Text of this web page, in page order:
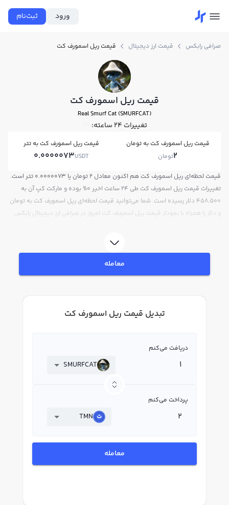
ورود ثبت‌نام
صرافی رابکس قیمت ارز دیجیتال قیمت ریل اسمورف کت
قیمت ریل اسمورف کت
Real Smurf Cat (SMURFCAT)
تغییرات ۲۴ ساعته: 0%
قیمت ریل اسمورف کت به تومان
2تومان
قیمت ریل اسمورف کت به تتر
0.0000073USDT
قیمت لحظه‌ای ریل اسمورف کت هم اکنون معادل 2 تومان یا 0.0000073 تتر است.
تغییرات قیمت ریل اسمورف کت طی 24 ساعت اخیر 0% بوده و مارکت کپ آن به
458,500 دلار رسیده است. شما می‌توانید قیمت لحظه‌ای ریل اسمورف کت به تومان
و دلار را همراه با نمودار قیمت ریل اسمورف کت امروز در صرافی ارز دیجیتال رابکس
معامله
تبدیل قیمت ریل اسمورف کت
دریافت می‌کنم
SMURFCAT
پرداخت می‌کنم
TMN
معامله